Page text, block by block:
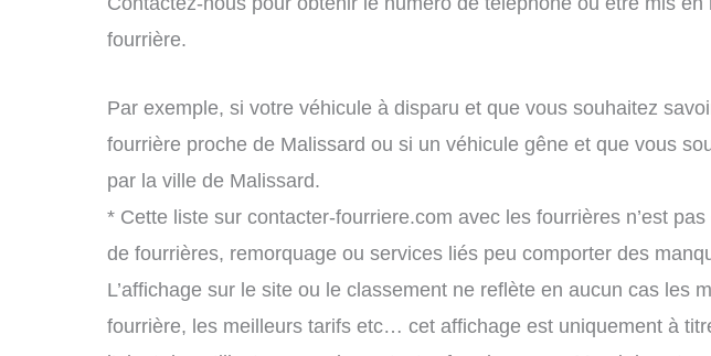
fourrière.
Par exemple, si votre véhicule à disparu et que vous souhaitez
fourrière proche de Malissard ou si un véhicule gêne et que vous
par la ville de Malissard.
* Cette liste sur contacter-fourriere.com avec les fourrières n’est
de fourrières, remorquage ou services liés peu comporter des
L’affichage sur le site ou le classement ne reflète en aucun cas les
fourrière, les meilleurs tarifs etc… cet affichage est uniquement à